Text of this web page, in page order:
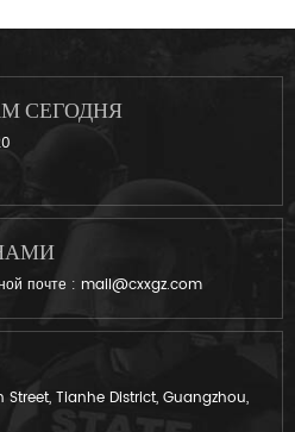
СЕГОДНЯ
почте : mail@cxxgz.com
Street, Tianhe District, Guangzhou,